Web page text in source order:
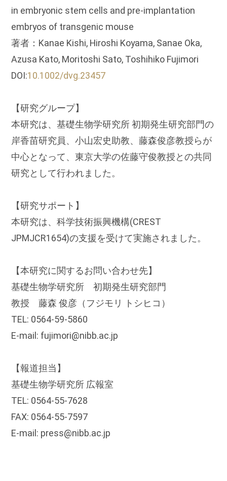
in embryonic stem cells and pre-implantation
embryos of transgenic mouse
著者：Kanae Kishi, Hiroshi Koyama, Sanae Oka,
Azusa Kato, Moritoshi Sato, Toshihiko Fujimori
DOI:10.1002/dvg.23457
【研究グループ】
本研究は、基礎生物学研究所 初期発生研究部門の
岸香苗研究員、小山宏史助教、藤森俊彦教授らが
中心となって、東京大学の佐藤守俊教授との共同
研究として行われました。
【研究サポート】
本研究は、科学技術振興機構(CREST
JPMJCR1654)の支援を受けて実施されました。
【本研究に関するお問い合わせ先】
基礎生物学研究所 初期発生研究部門
教授 藤森 俊彦（フジモリ トシヒコ）
TEL: 0564-59-5860
E-mail: fujimori@nibb.ac.jp
【報道担当】
基礎生物学研究所 広報室
TEL: 0564-55-7628
FAX: 0564-55-7597
E-mail: press@nibb.ac.jp